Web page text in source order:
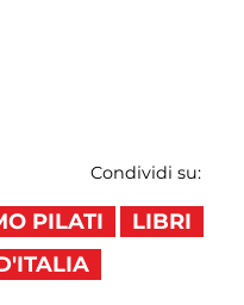
Condividi su:
PILATI
LIBRI